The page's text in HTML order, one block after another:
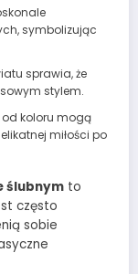
symbolizując
sprawia, że
stylem.
koloru mogą
miłości po
ślubnym to
często
sobie